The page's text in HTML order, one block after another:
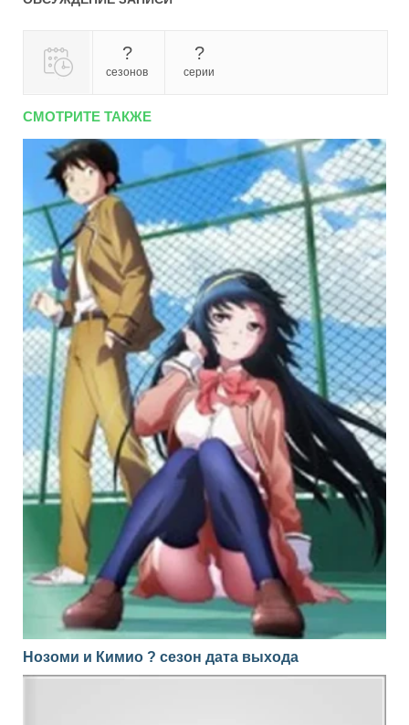
?
сезонов
?
серии
СМОТРИТЕ ТАКЖЕ
Нозоми и Кимио ? сезон дата выхода